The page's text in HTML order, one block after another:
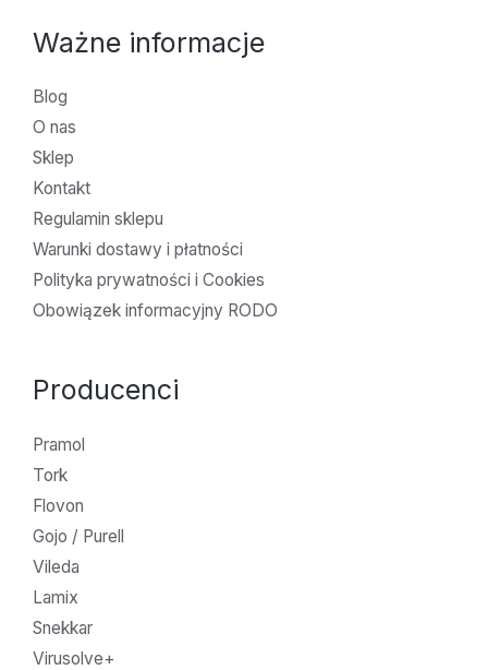
Ważne informacje
Blog
O nas
Sklep
Kontakt
Regulamin sklepu
Warunki dostawy i płatności
Polityka prywatności i Cookies
Obowiązek informacyjny RODO
Producenci
Pramol
Tork
Flovon
Gojo / Purell
Vileda
Lamix
Snekkar
Virusolve+